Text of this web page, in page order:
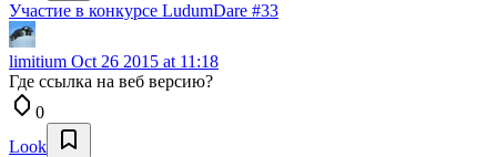
Участие в конкурсе LudumDare #33
limitium Oct 26 2015 at 11:18
Где ссылка на веб версию?
0
Look